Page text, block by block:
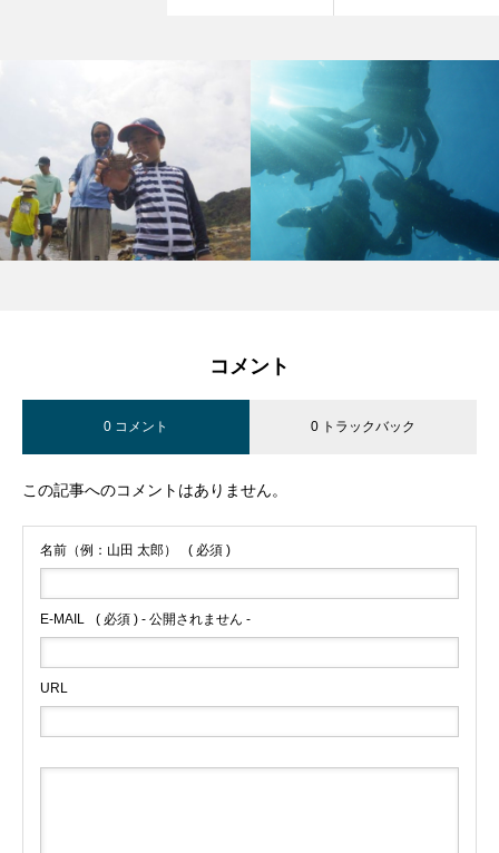
コメント
0 コメント 0 トラックバック
この記事へのコメントはありません。
名前（例：山田 太郎） ( 必須 )
E-MAIL ( 必須 ) - 公開されません -
URL